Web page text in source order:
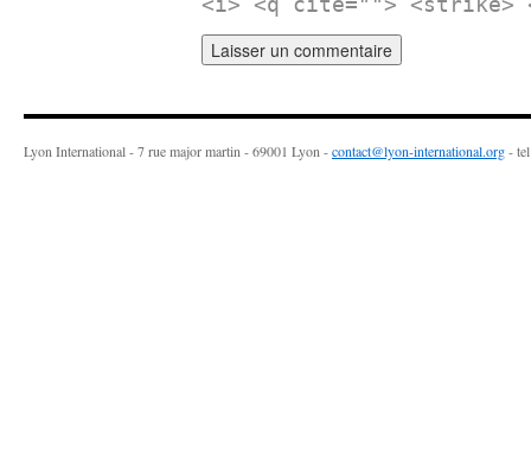
<i> <q cite=""> <strike>
Lyon International - 7 rue major martin - 69001 Lyon -contact@lyon-international.org-